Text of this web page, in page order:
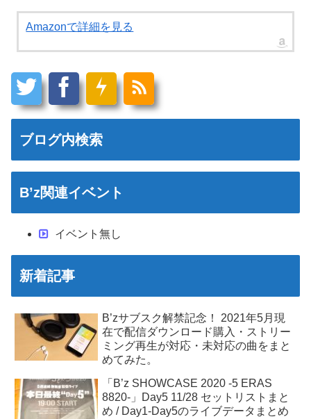
Amazonで詳細を見る
ブログ内検索
B’z関連イベント
イベント無し
新着記事
B’zサブスク解禁記念！ 2021年5月現
在で配信ダウンロード購入・ストリー
ミング再生が対応・未対応の曲をまと
めてみた。
「B’z SHOWCASE 2020 -5 ERAS
8820-」Day5 11/28 セットリストまと
め / Day1-Day5のライブデータまとめ